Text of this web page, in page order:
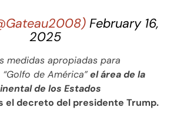
February 16,
2025
medidas apropiadas para
de América”el área de la
de los Estados
el decreto del presidente Trump.